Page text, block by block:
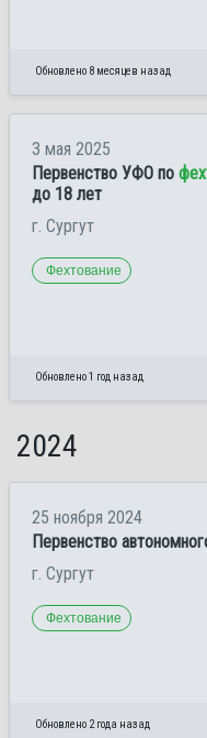
Обновлено 8 месяцев назад
3 мая 2025
Первенство УФО по
до 18 лет
г. Сургут
Фехтование
Обновлено 1 год назад
2024
25 ноября 2024
Первенство
г. Сургут
Фехтование
Обновлено 2 года назад